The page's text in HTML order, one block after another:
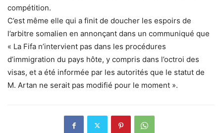
compétition.
C’est même elle qui a finit de doucher les espoirs de
l’arbitre somalien en annonçant dans un communiqué que
« La Fifa n’intervient pas dans les procédures
d’immigration du pays hôte, y compris dans l’octroi des
visas, et a été informée par les autorités que le statut de
M. Artan ne serait pas modifié pour le moment ».